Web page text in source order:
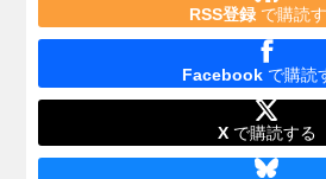
RSS登録 で購読
Facebook で購読
Xで購読する